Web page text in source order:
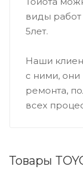
виды
5лет.­
Наши
с ними, они
ремонта,
всех
Товары